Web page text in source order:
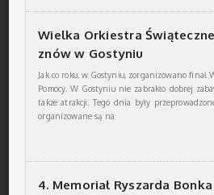
Wielka Orkiestra
znów w Gostyniu
Jak co roku, w Gostyniu, zorganizowano finał
Pomocy. W Gostyniu nie zabrakło dobrej
także atrakcji. Tego dnia były
organizowane są na
4. Memoriał Ryszarda